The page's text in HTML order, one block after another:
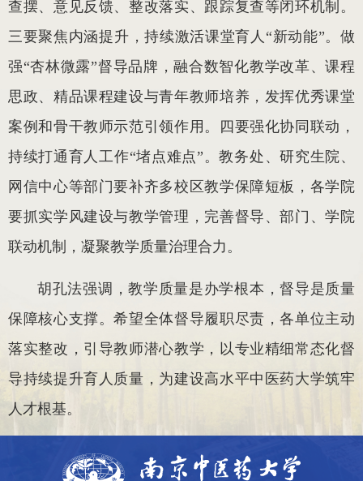
查摆、意见反馈、整改落实、跟踪复查等闭环机制。
三要聚焦内涵提升，持续激活课堂育人“新动能”。做
强“杏林微露”督导品牌，融合数智化教学改革、课程
思政、精品课程建设与青年教师培养，发挥优秀课堂
案例和骨干教师示范引领作用。四要强化协同联动，
持续打通育人工作“堵点难点”。教务处、研究生院、
网信中心等部门要补齐多校区教学保障短板，各学院
要抓实学风建设与教学管理，完善督导、部门、学院
联动机制，凝聚教学质量治理合力。
胡孔法强调，教学质量是办学根本，督导是质量
保障核心支撑。希望全体督导履职尽责，各单位主动
落实整改，引导教师潜心教学，以专业精细常态化督
导持续提升育人质量，为建设高水平中医药大学筑牢
人才根基。